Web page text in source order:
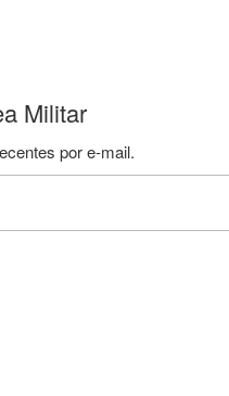
Militar
por e-mail.